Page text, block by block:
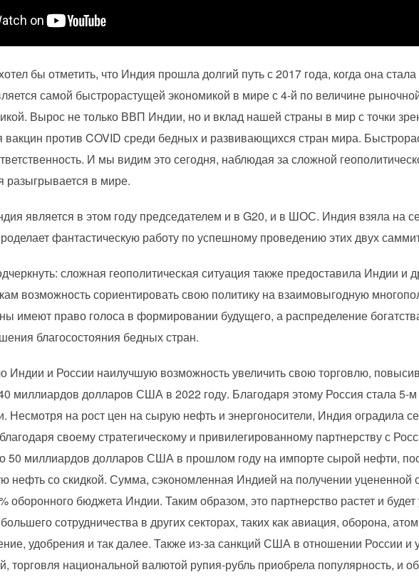
бы отметить, что Индия прошла долгий путь с 2017 года, когда она
самой быстрорастущей экономикой в мире с 4-й по величине
Вырос не только ВВП Индии, но и вклад нашей страны в мир с точки
вакцин против COVID среди бедных и развивающихся стран мира.
И мы видим это сегодня, наблюдая за сложной
разыгрывается в мире.
является в этом году председателем и в G20, и в ШОС. Индия взяла на
фантастическую работу по успешному проведению этих двух
сложная геополитическая ситуация также предоставила Индии и
возможность сориентировать свою политику на взаимовыгодную
имеют право голоса в формировании будущего, а распределение
благосостояния бедных стран.
Индии и России наилучшую возможность увеличить свою торговлю,
миллиардов долларов США в 2022 году. Благодаря этому Россия стала 5-
Несмотря на рост цен на сырую нефть и энергоносители, Индия оградила
своему стратегическому и привилегированному партнерству с
50 миллиардов долларов США в прошлом году на импорте сырой нефти,
нефть со скидкой. Сумма, сэкономленная Индией на получении уцененной
оборонного бюджета Индии. Таким образом, это партнерство растет и
сотрудничества в других секторах, таких как авиация, оборона,
удобрения и так далее. Также из-за санкций США в отношении России и
торговля национальной валютой рупия-рубль приобрела популярность, и